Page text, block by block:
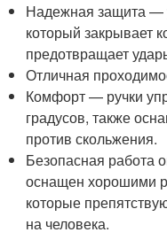
Надежная защита —
который закрывает
предотвращает
Отличная
Комфорт — ручки
градусов, также
против скольжения.
Безопасная работа
оснащен хорошими
которые
на человека.